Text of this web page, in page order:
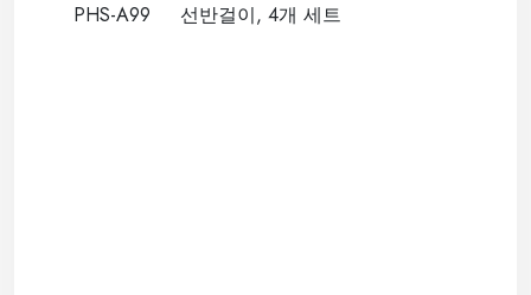
PHS-A99 선반걸이, 4개 세트